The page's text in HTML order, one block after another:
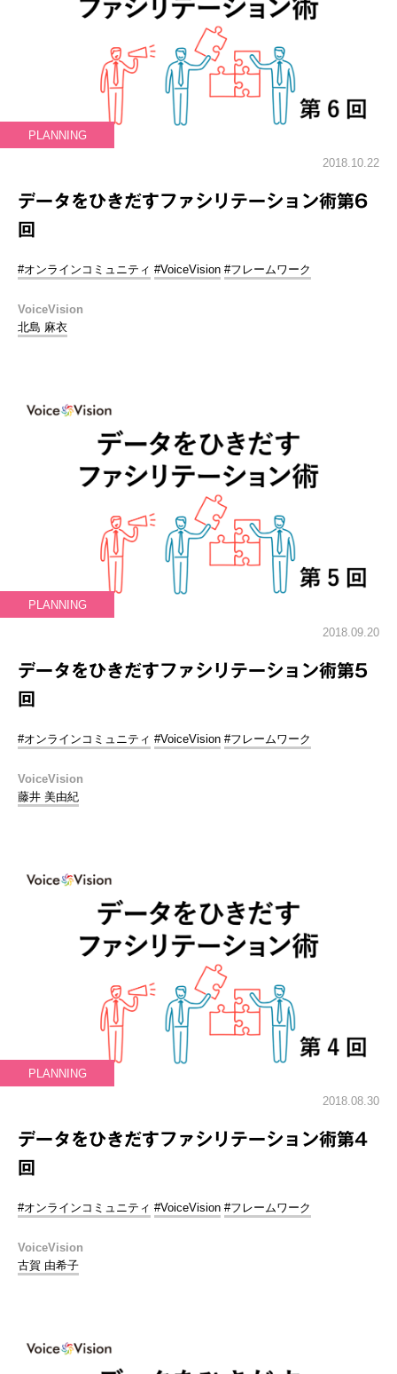
PLANNING
2018.10.22
データをひきだすファシリテーション術第6
回
#オンラインコミュニティ #VoiceVision #フレームワーク
VoiceVision
北島 麻衣
PLANNING
2018.09.20
データをひきだすファシリテーション術第5
回
#オンラインコミュニティ #VoiceVision #フレームワーク
VoiceVision
藤井 美由紀
PLANNING
2018.08.30
データをひきだすファシリテーション術第4
回
#オンラインコミュニティ #VoiceVision #フレームワーク
VoiceVision
古賀 由希子